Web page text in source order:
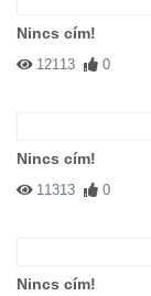
Nincs cím!
12113 0
Nincs cím!
11313 0
Nincs cím!